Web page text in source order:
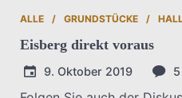
ALLE GRUNDSTÜCKE
Eisberg direkt voraus
9. Oktober 2019 5